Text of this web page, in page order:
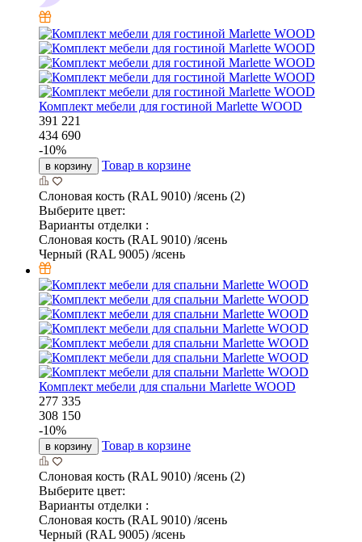
Комплект мебели для гостиной Marlette WOOD
391 221
434 690
-10%
в корзину Товар в корзине
Слоновая кость (RAL 9010) /ясень (2)
Выберите цвет:
Варианты отделки :
Слоновая кость (RAL 9010) /ясень
Черный (RAL 9005) /ясень
Комплект мебели для спальни Marlette WOOD
277 335
308 150
-10%
в корзину Товар в корзине
Слоновая кость (RAL 9010) /ясень (2)
Выберите цвет:
Варианты отделки :
Слоновая кость (RAL 9010) /ясень
Черный (RAL 9005) /ясень